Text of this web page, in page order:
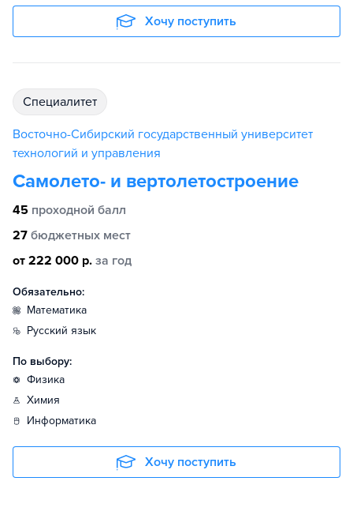
Хочу поступить
специалитет
Восточно-Сибирский государственный университет
технологий и управления
Самолето- и вертолетостроение
45 проходной балл
27 бюджетных мест
от 222 000 р. за год
Обязательно:
математика
русский язык
По выбору:
физика
химия
информатика
Хочу поступить